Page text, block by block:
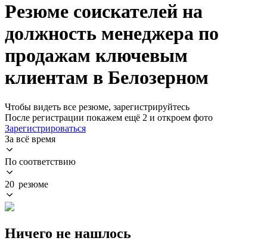
Резюме соискателей на
должность менеджера по
продажам ключевым
клиентам в Белозерном
Чтобы видеть все резюме, зарегистрируйтесь
После регистрации покажем ещё 2 и откроем фото
Зарегистрироваться
За всё время
По соответствию
20 резюме
Ничего не нашлось